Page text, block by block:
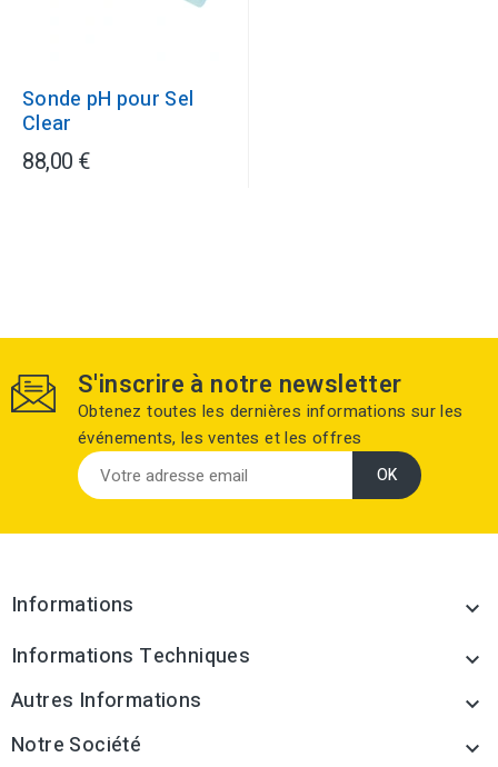
Sonde pH pour Sel
Clear
88,00 €
S'inscrire à notre newsletter
Obtenez toutes les dernières informations sur les
événements, les ventes et les offres
Informations 
Informations Techniques 
Autres Informations 
Notre Société 